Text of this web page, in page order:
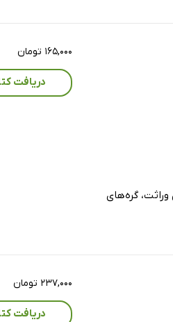
گره‌های
۱۶۵,۰۰۰ تومان
دریافت
۲۳۷,۰۰۰ تومان
دریافت